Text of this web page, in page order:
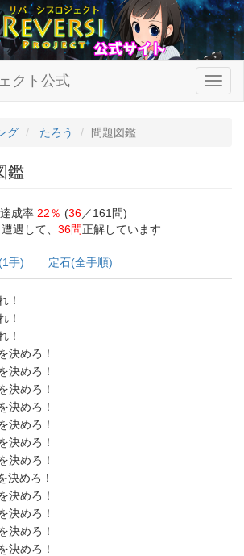
クト公式
グ たろう 問題図鑑
鑑
達成率 22％ (36／161問)
遇して、 36問正解しています
手) 定石(全手順)
！
！
！
めろ！
めろ！
めろ！
めろ！
めろ！
めろ！
めろ！
めろ！
めろ！
めろ！
めろ！
めろ！